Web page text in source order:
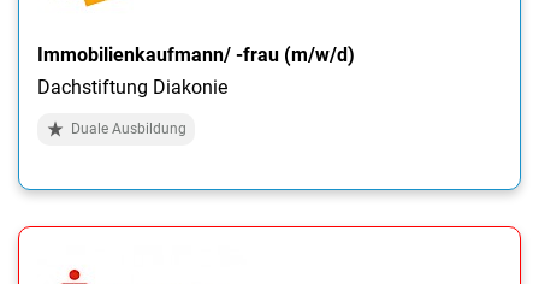
Immobilienkaufmann/ -frau (m/w/d)
Dachstiftung Diakonie
Duale Ausbildung